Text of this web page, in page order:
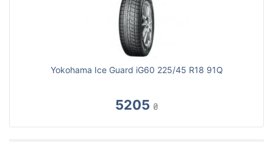
Yokohama Ice Guard iG60 225/45 R18 91Q
5205 ₴